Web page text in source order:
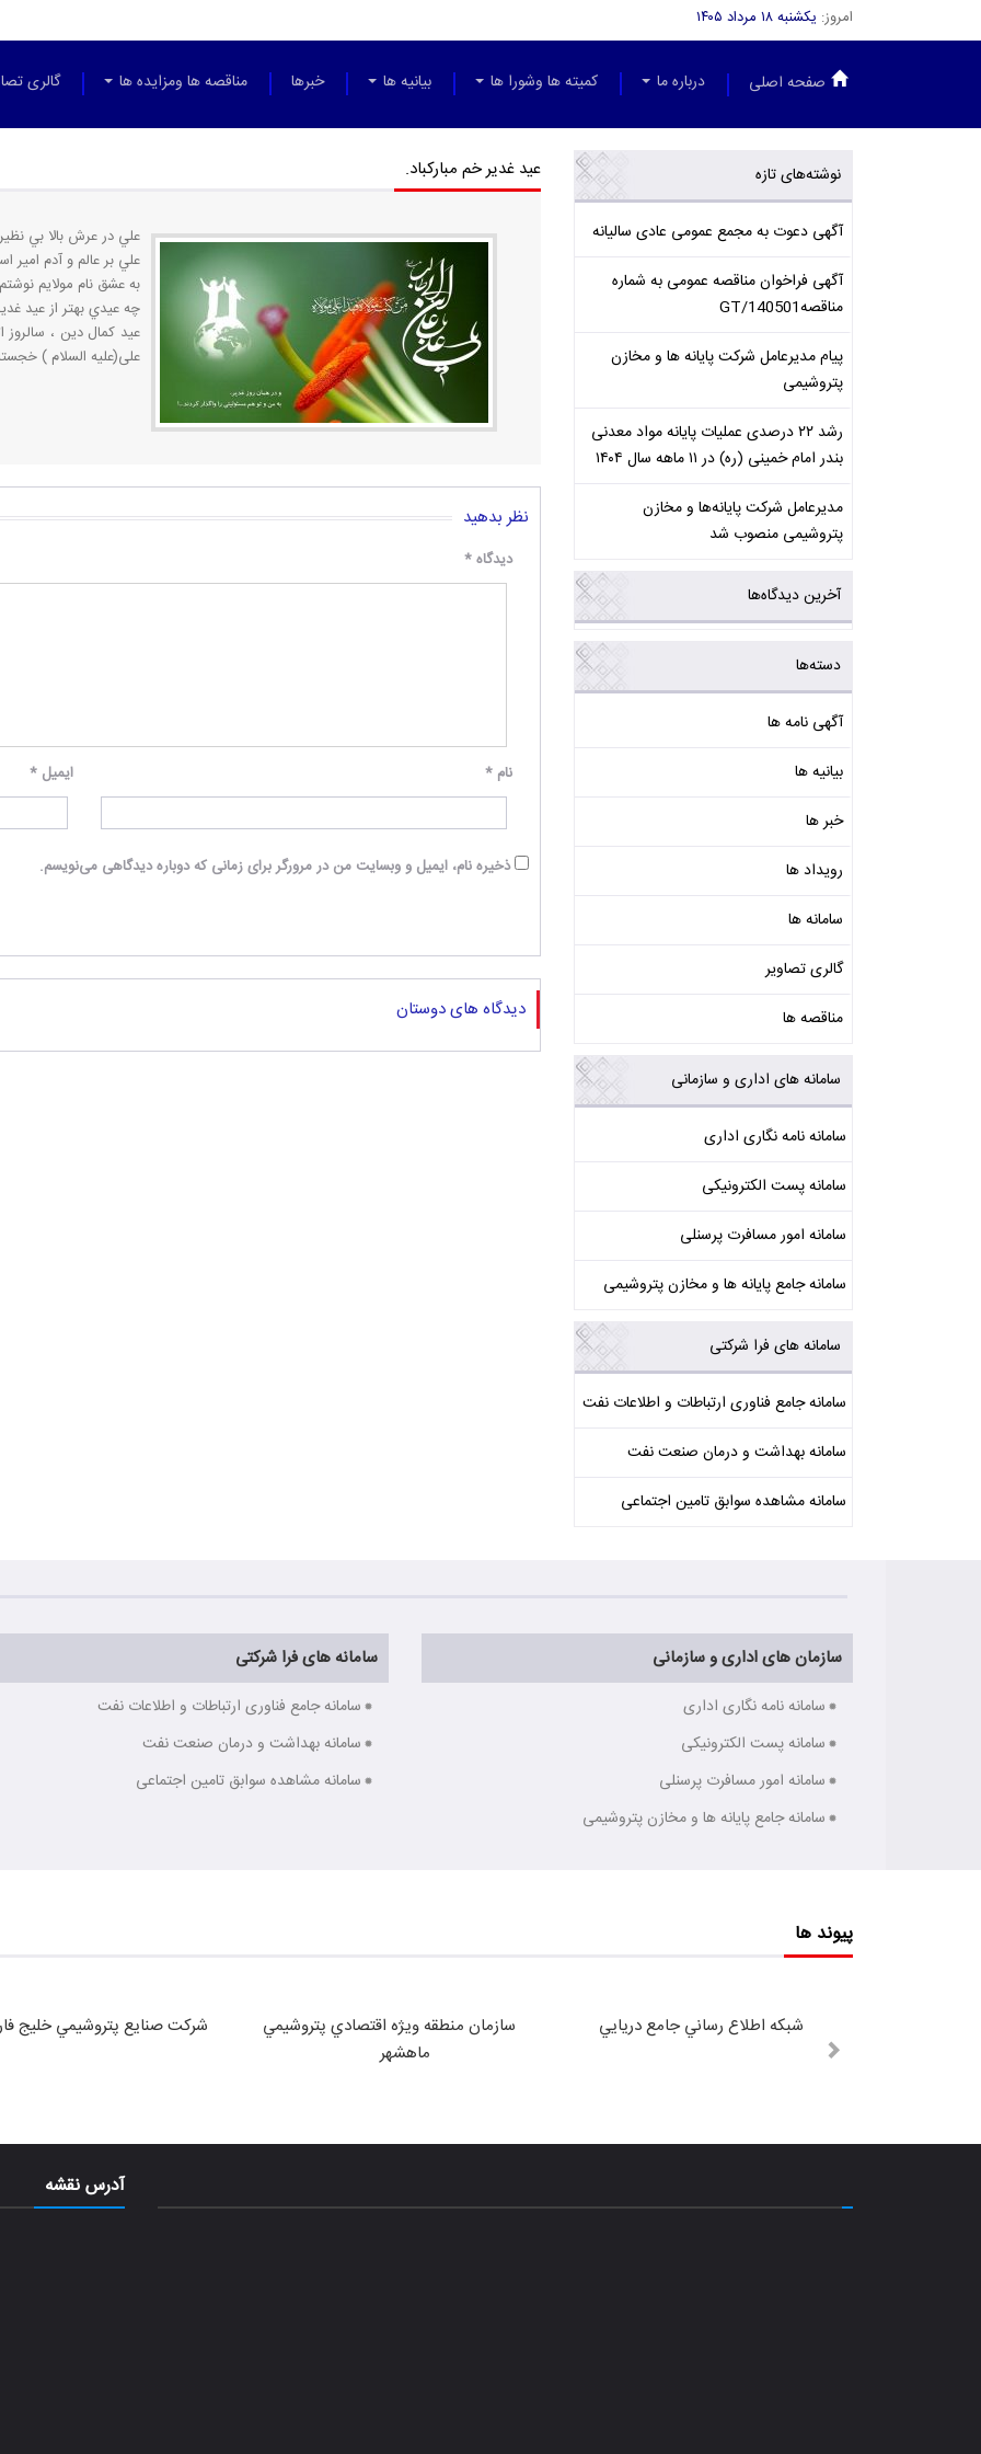
امروز: یکشنبه ۱۸ مرداد ۱۴۰۵
صفحه اصلی درباره ما کمیته ها وشورا ها بیانیه ها خبرها مناقصه ها ومزایده ها گالری
نوشته‌های تازه
آگهی دعوت به مجمع عمومی عادی سالیانه
آگهی فراخوان مناقصه عمومی به شماره
مناقصهGT/140501
پیام مدیرعامل شرکت پایانه ها و مخازن
پتروشیمی
رشد ۲۲ درصدی عملیات پایانه مواد معدنی
بندر امام خمینی (ره) در ۱۱ ماهه سال ۱۴۰۴
مدیرعامل شرکت پایانه‌ها و مخازن
پتروشیمی منصوب شد
آخرین دیدگاه‌ها
دسته‌ها
آگهی نامه ها
بیانیه ها
خبر ها
رویداد ها
سامانه ها
گالری تصاویر
مناقصه ها
سامانه های اداری و سازمانی
سامانه نامه نگاری اداری
سامانه پست الکترونیکی
سامانه امور مسافرت پرسنلی
سامانه جامع پایانه ها و مخازن پتروشیمی
سامانه های فرا شرکتی
سامانه جامع فناوری ارتباطات و اطلاعات نفت
سامانه بهداشت و درمان صنعت نفت
سامانه مشاهده سوابق تامین اجتماعی
عید غدیر خم مبارکباد.
علي در عرش بالا بي
علي بر عالم و آدم امير
به عشق نام مولايم نوشتم
چه عيدي بهتر از عيد
عيد كمال دين ، سالروز
علی(عليه السلام )
نظر بدهید
دیدگاه*
نام * ایمیل*
ذخیره نام، ایمیل و وبسایت من در مرورگر برای زمانی که دوباره دیدگاهی می‌نویسم.
دیدگاه های دوستان
سازمان های اداری و سازمانی
سامانه نامه نگاری اداری
سامانه پست الکترونیکی
سامانه امور مسافرت پرسنلی
سامانه جامع پایانه ها و مخازن پتروشیمی
سامانه های فرا شرکتی
سامانه جامع فناوری ارتباطات و اطلاعات نفت
سامانه بهداشت و درمان صنعت نفت
سامانه مشاهده سوابق تامین اجتماعی
پیوند ها
شبكه اطلاع رساني جامع دريايي
سازمان منطقه ويژه اقتصادي پتروشيمي
ماهشهر
شركت صنايع پتروشيمي خليج
آدرس نقشه